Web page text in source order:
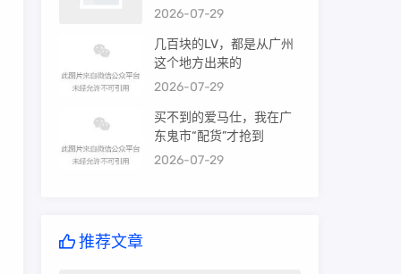
出真相
2026-07-29
几百块的LV，都是从广州
这个地方出来的
2026-07-29
买不到的爱马仕，我在广
东鬼市“配货”才抢到
2026-07-29
推荐文章